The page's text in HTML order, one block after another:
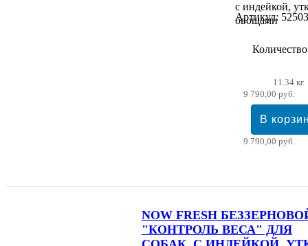
с индейкой,
овощами
Артикул: 52503
11.34 кг
9 790,00 руб.
9 790,00 руб.
NOW FRESH
"КОНТРОЛЬ ВЕСА" ДЛЯ